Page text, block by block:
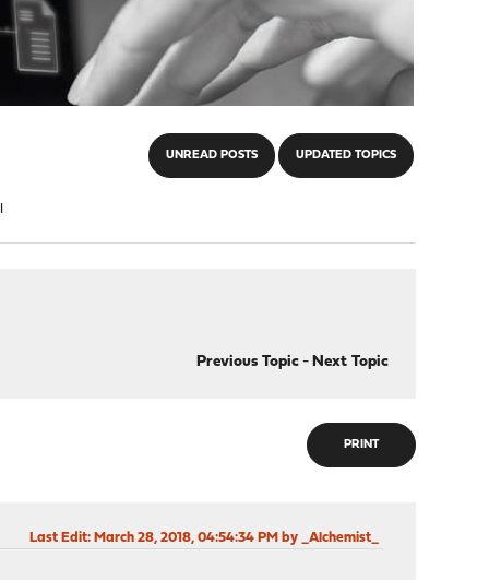
UNREAD POSTS UPDATED TOPICS
Previous Topic- Next Topic
PRINT
Last Edit: March 28, 2018, 04:54:34 PM by _Alchemist_